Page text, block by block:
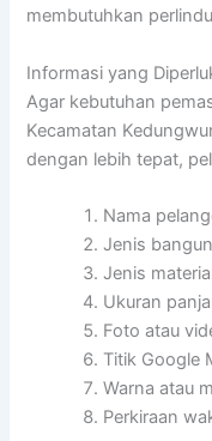
membutuhkan
Informasi yang
Agar kebutuhan
Kecamatan
dengan lebih tepat,
Nama
Jenis
Jenis
Ukuran
Foto atau
Titik Google
Warna atau
Perkiraan